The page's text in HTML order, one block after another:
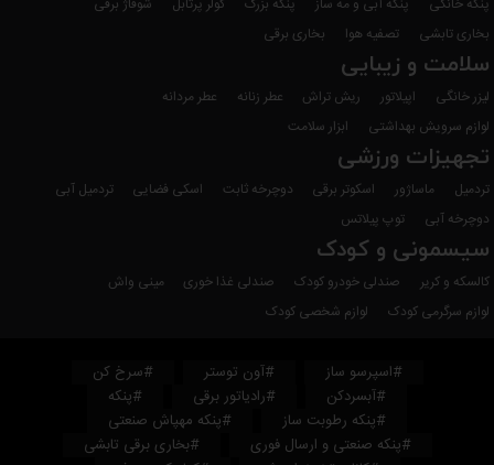
بخاری تابشی
تصفیه هوا بخاری برقی
سلامت و زیبایی
لیزر خانگی اپیلاتور ریش تراش عطر زنانه
عطر مردانه
لوازم سرویش بهداشتی
ابزار سلامت
تجهیزات ورزشی
تردمیل ماساژور اسکوتر برقی دوچرخه ثابت اسکی فضایی
تردمیل آبی
دوچرخه آبی
توپ پیلاتس
سیسمونی و کودک
کالسکه و کریر صندلی خودرو کودک صندلی غذا خوری
مینی واش
لوازم سرگرمی کودک
لوازم شخصی کودک
#اسپرسو ساز #آون توستر
#سرخ کن
#آبسردکن
#رادیاتور برقی
#پنکه
#پنکه رطوبت ساز
#پنکه مهپاش صنعتی
#پنکه صنعتی و ارسال فوری
#بخاری برقی تابشی